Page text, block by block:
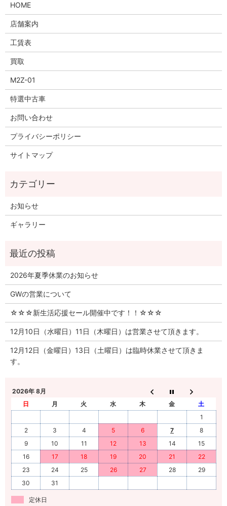
HOME
店舗案内
工賃表
買取
M2Z-01
特選中古車
お問い合わせ
プライバシーポリシー
サイトマップ
お知らせ
ギャラリー
2026年夏季休業のお知らせ
GWの営業について
☆☆☆新生活応援セール開催中です！！☆☆☆
12月10日（水曜日）11日（木曜日）は営業させて頂きます。
12月12日（金曜日）13日（土曜日）は臨時休業させて頂きま
す。
2026年 8月
日
月 火 水 木 金
土
1
2
3 4 5 6 7
8
9
10 11 12 13 14
15
16
17 18 19 20 21
22
23
24 25 26 27 28
29
30
31
定休日